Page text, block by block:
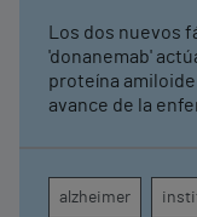
terapias
Los dos nuevos
'donanemab'
proteína
avance de la enfermedad El
seguimiento
alzheimer